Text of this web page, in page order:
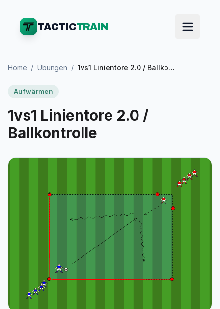
TACTICTRAIN
Home / Übungen / 1vs1 Linientore 2.0 / Ballkontrolle
Aufwärmen
1vs1 Linientore 2.0 /
Ballkontrolle